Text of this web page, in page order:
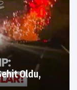
Oldu,